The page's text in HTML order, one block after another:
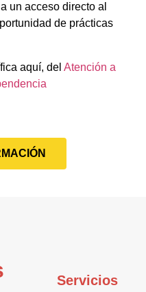
un acceso directo al
de prácticas
aquí, del Atención a
Servicios